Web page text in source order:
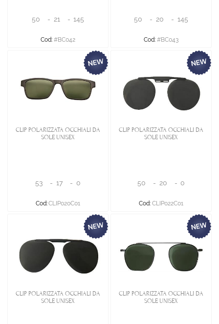
50 - 21 - 145
Cod: #BC042
50 - 20 - 145
Cod: #BC043
CLIP POLARIZZATA OCCHIALI DA
SOLE UNISEX
53 - 17 - 0
Cod:CLIP020C01
CLIP POLARIZZATA OCCHIALI DA
SOLE UNISEX
50 - 20 - 0
Cod: CLIP022C01
CLIP POLARIZZATA OCCHIALI DA
SOLE UNISEX
CLIP POLARIZZATA OCCHIALI DA
SOLE UNISEX